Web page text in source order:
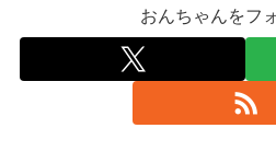
おんちゃんをフ